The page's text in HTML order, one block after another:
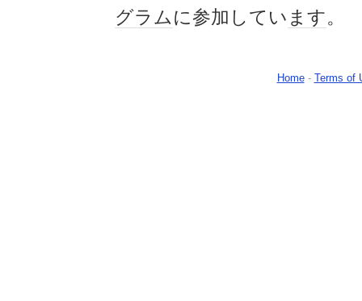
グラムに参加してい ます。
Home- Terms of